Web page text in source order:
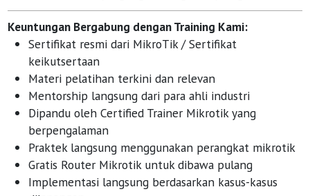
Keuntungan Bergabung dengan Training Kami:
Sertifikat resmi dari MikroTik / Sertifikat
keikutsertaan
Materi pelatihan terkini dan relevan
Mentorship langsung dari para ahli industri
Dipandu oleh Certified Trainer Mikrotik yang
berpengalaman
Praktek langsung menggunakan perangkat mikrotik
Gratis Router Mikrotik untuk dibawa pulang
Implementasi langsung berdasarkan kasus-kasus